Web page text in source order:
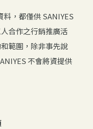
料，都僅供 SANIYES
合作之行銷推廣活
範圍，除非事先說
不會將資提供